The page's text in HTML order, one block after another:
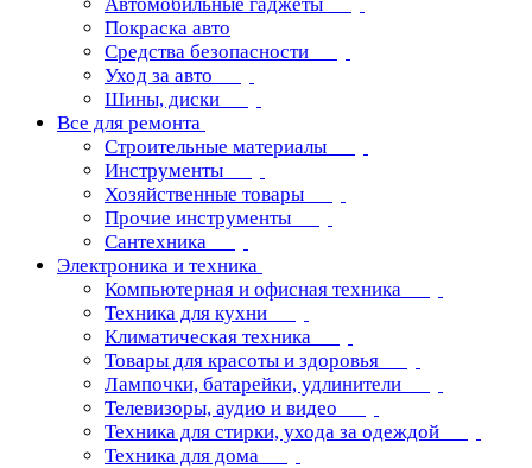
Покраска авто
Средства безопасности
Уход за авто
Шины, диски
Все для ремонта
Строительные материалы
Инструменты
Хозяйственные товары
Прочие инструменты
Сантехника
Электроника и техника
Компьютерная и офисная техника
Техника для кухни
Климатическая техника
Товары для красоты и здоровья
Лампочки, батарейки, удлинители
Телевизоры, аудио и видео
Техника для стирки, ухода за одеждой
Техника для дома